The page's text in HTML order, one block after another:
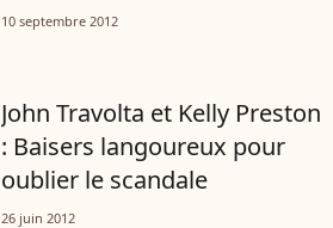
10 septembre 2012
John Travolta et Kelly Preston
: Baisers langoureux pour
oublier le scandale
26 juin 2012